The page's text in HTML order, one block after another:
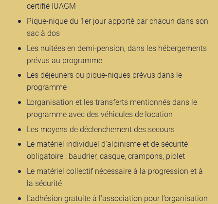
certifié IUAGM
Pique-nique du 1er jour apporté par chacun dans son
sac à dos
Les nuitées en demi-pension, dans les hébergements
prévus au programme
Les déjeuners ou pique-niques prévus dans le
programme
L’organisation et les transferts mentionnés dans le
programme avec des véhicules de location
Les moyens de déclenchement des secours
Le matériel individuel d'alpinisme et de sécurité
obligatoire : baudrier, casque, crampons, piolet
Le matériel collectif nécessaire à la progression et à
la sécurité
L’adhésion gratuite à l’association pour l’organisation